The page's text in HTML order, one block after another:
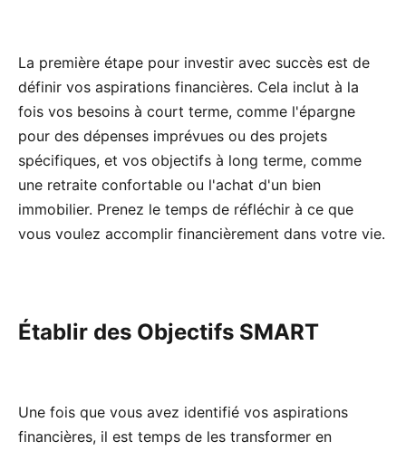
La première étape pour investir avec succès est de
définir vos aspirations financières. Cela inclut à la
fois vos besoins à court terme, comme l'épargne
pour des dépenses imprévues ou des projets
spécifiques, et vos objectifs à long terme, comme
une retraite confortable ou l'achat d'un bien
immobilier. Prenez le temps de réfléchir à ce que
vous voulez accomplir financièrement dans votre vie.
Établir des Objectifs SMART
Une fois que vous avez identifié vos aspirations
financières, il est temps de les transformer en